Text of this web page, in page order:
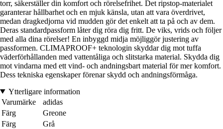
torr, säkerställer din komfort och rörelsefrihet. Det ripstop-materialet
garanterar hållbarhet och en mjuk känsla, utan att vara överdrivet,
medan dragkedjorna vid mudden gör det enkelt att ta på och av dem.
Deras standardpassform låter dig röra dig fritt. De viks, vrids och följer
med alla dina rörelser! En inbyggd midja möjliggör justering av
passformen. CLIMAPROOF+ teknologin skyddar dig mot tuffa
väderförhållanden med vattentåliga och slitstarka material. Skydda dig
mot vindarna med ett vind- och andningsbart material för mer komfort.
Dess tekniska egenskaper förenar skydd och andningsförmåga.
Ytterligare information
Varumärke
adidas
Färg
Greone
Färg
Grå